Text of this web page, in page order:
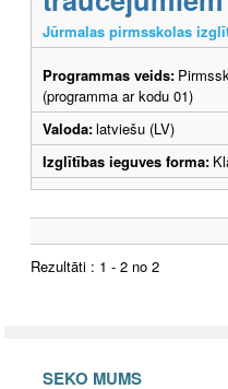
Jūrmalas pirmsskolas
Programmas veids:
(programma ar kodu 01)
Valoda:latviešu (LV)
Izglītības ieguves forma:
Rezultāti : 1 - 2 no 2
SEKO MUMS